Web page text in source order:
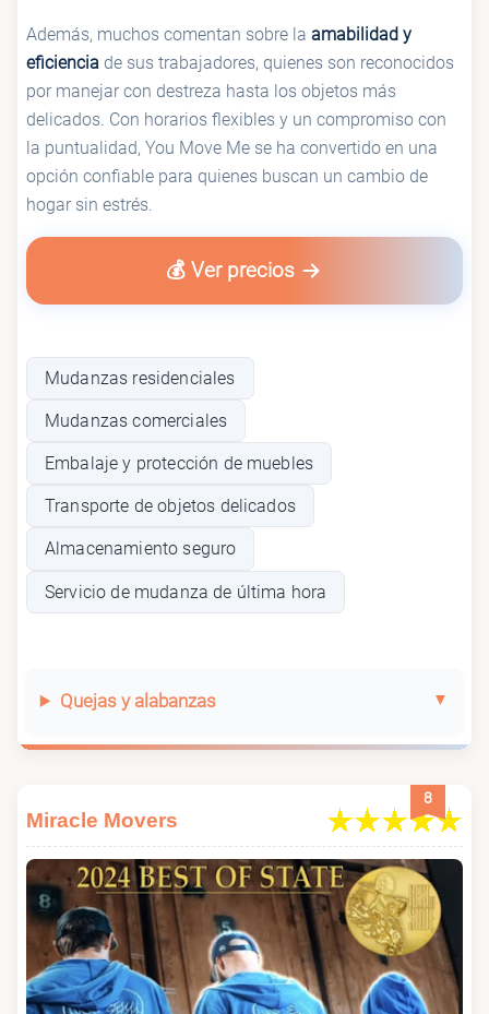
Además, muchos comentan sobre la amabilidad y
eficiencia de sus trabajadores, quienes son reconocidos
por manejar con destreza hasta los objetos más
delicados. Con horarios flexibles y un compromiso con
la puntualidad, You Move Me se ha convertido en una
opción confiable para quienes buscan un cambio de
hogar sin estrés.
💰 Ver precios
Mudanzas residenciales
Mudanzas comerciales
Embalaje y protección de muebles
Transporte de objetos delicados
Almacenamiento seguro
Servicio de mudanza de última hora
Quejas y alabanzas
8
Miracle Movers